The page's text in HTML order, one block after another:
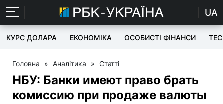
UA
КУРС ДОЛАРА ЕКОНОМІКА ОСОБИСТІ ФІНАНСИ
Головна » Аналітика » Статті
НБУ: Банки имеют право брать
комиссию при продаже валюты